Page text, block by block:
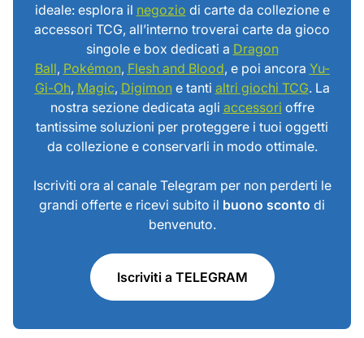
ideale: esplora il negozio di carte da collezione e
accessori TCG, all’interno troverai carte da gioco
singole e box dedicati a Dragon
Ball, Pokémon, Flesh and Blood, e poi ancora Yu-
Gi-Oh, Magic, Digimone tanti altri giochi TCG. La
nostra sezione dedicata agli accessori offre
tantissime soluzioni per proteggere i tuoi oggetti
da collezione e conservarli in modo ottimale.
Iscriviti ora al canale Telegram per non perderti le
grandi offerte e ricevi subito il buono sconto di
benvenuto.
Iscriviti a TELEGRAM